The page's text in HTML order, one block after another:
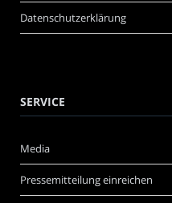
Datenschutzerklärung
SERVICE
Media
Pressemitteilung einreichen